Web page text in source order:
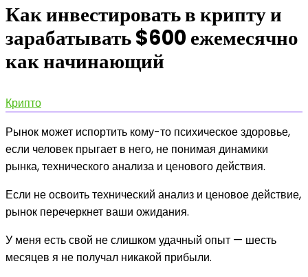
Как инвестировать в крипту и
зарабатывать $600 ежемесячно
как начинающий
Крипто
Рынок может испортить кому-то психическое здоровье,
если человек прыгает в него, не понимая динамики
рынка, технического анализа и ценового действия.
Если не освоить технический анализ и ценовое действие,
рынок перечеркнет ваши ожидания.
У меня есть свой не слишком удачный опыт — шесть
месяцев я не получал никакой прибыли.